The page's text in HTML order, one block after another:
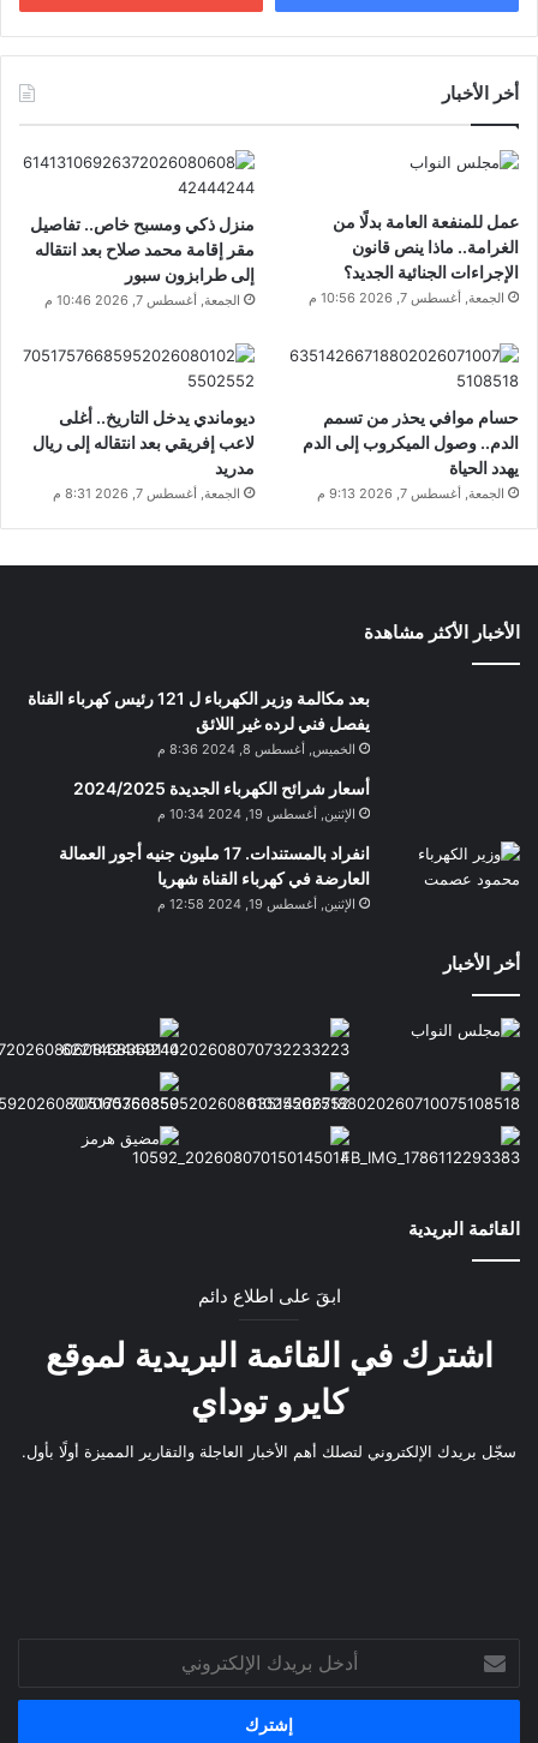
أخر الأخبار
عمل للمنفعة العامة بدلًا من
الغرامة.. ماذا ينص قانون
الإجراءات الجنائية الجديد؟
الجمعة, أغسطس 7, 2026 10:56 م
منزل ذكي ومسبح خاص.. تفاصيل
مقر إقامة محمد صلاح بعد انتقاله
إلى طرابزون سبور
الجمعة, أغسطس 7, 2026 10:46 م
حسام موافي يحذر من تسمم
الدم.. وصول الميكروب إلى الدم
يهدد الحياة
الجمعة, أغسطس 7, 2026 9:13 م
ديوماندي يدخل التاريخ.. أغلى
لاعب إفريقي بعد انتقاله إلى ريال
مدريد
الجمعة, أغسطس 7, 2026 8:31 م
الأخبار الأكثر مشاهدة
بعد مكالمة وزير الكهرباء ل 121 رئيس كهرباء القناة
يفصل فني لرده غير اللائق
الخميس, أغسطس 8, 2024 8:36 م
أسعار شرائح الكهرباء الجديدة 2024/2025
الإثنين, أغسطس 19, 2024 10:34 م
انفراد بالمستندات. 17 مليون جنيه أجور العمالة
العارضة في كهرباء القناة شهريا
الإثنين, أغسطس 19, 2024 12:58 م
أخر الأخبار
القائمة البريدية
ابقَ على اطلاع دائم
اشترك في القائمة البريدية لموقع
كايرو توداي
سجّل بريدك الإلكتروني لتصلك أهم الأخبار العاجلة والتقارير المميزة أولًا بأول.
بريدك
الإلكتروني